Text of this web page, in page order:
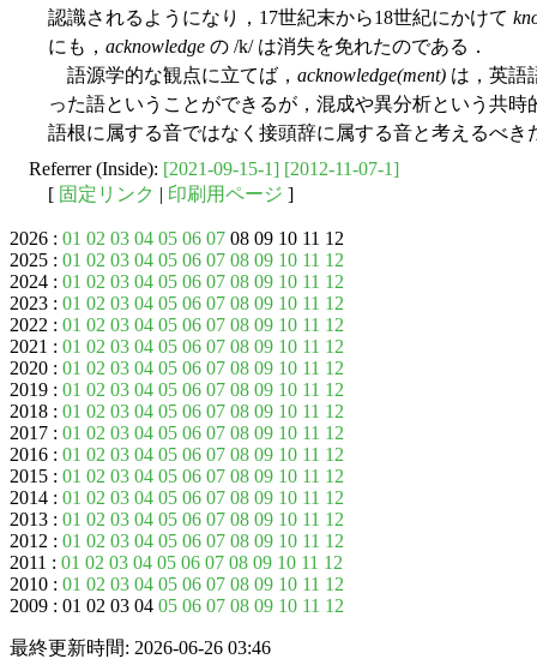
認識されるようになり，17世紀末から18世紀にかけて
にも， acknowledge の /k/ は消失を免れたのである．
語源学的な観点に立てば， acknowledge(ment) は，英語
った語ということができるが，混成や異分析という共
語根に属する音ではなく接頭辞に属する音と考えるべき
Referrer (Inside): [2021-09-15-1] [2012-11-07-1]
[ 固定リンク | 印刷用ページ ]
2026 : 01 02 03 04 05 06 07 08 09 10 11 12
2025 : 01 02 03 04 05 06 07 08 09 10 11 12
2024 : 01 02 03 04 05 06 07 08 09 10 11 12
2023 : 01 02 03 04 05 06 07 08 09 10 11 12
2022 : 01 02 03 04 05 06 07 08 09 10 11 12
2021 : 01 02 03 04 05 06 07 08 09 10 11 12
2020 : 01 02 03 04 05 06 07 08 09 10 11 12
2019 : 01 02 03 04 05 06 07 08 09 10 11 12
2018 : 01 02 03 04 05 06 07 08 09 10 11 12
2017 : 01 02 03 04 05 06 07 08 09 10 11 12
2016 : 01 02 03 04 05 06 07 08 09 10 11 12
2015 : 01 02 03 04 05 06 07 08 09 10 11 12
2014 : 01 02 03 04 05 06 07 08 09 10 11 12
2013 : 01 02 03 04 05 06 07 08 09 10 11 12
2012 : 01 02 03 04 05 06 07 08 09 10 11 12
2011 : 01 02 03 04 05 06 07 08 09 10 11 12
2010 : 01 02 03 04 05 06 07 08 09 10 11 12
2009 : 01 02 03 04 05 06 07 08 09 10 11 12
最終更新時間: 2026-06-26 03:46